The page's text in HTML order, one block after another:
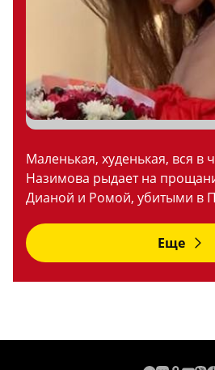
Маленькая, худенькая, вся в
Назимова рыдает на
Дианой и Ромой, убитыми в
Еще